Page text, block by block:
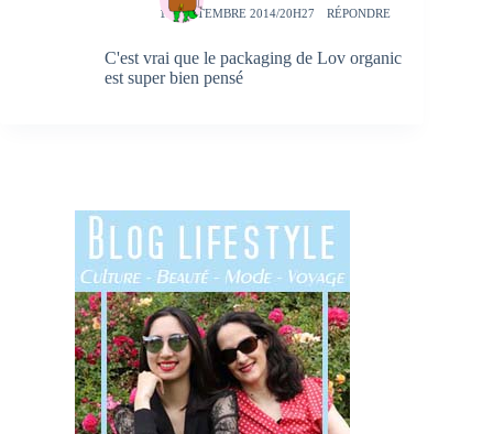
19 SEPTEMBRE 2014/20H27 RÉPONDRE
C'est vrai que le packaging de Lov organic
est super bien pensé